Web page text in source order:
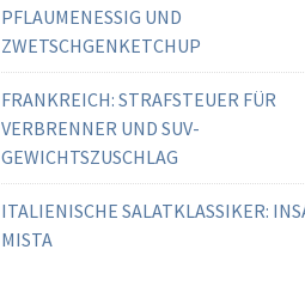
PFLAUMENESSIG UND
ZWETSCHGENKETCHUP
FRANKREICH: STRAFSTEUER FÜR
VERBRENNER UND SUV-
GEWICHTSZUSCHLAG
ITALIENISCHE SALATKLASSIKER:
MISTA